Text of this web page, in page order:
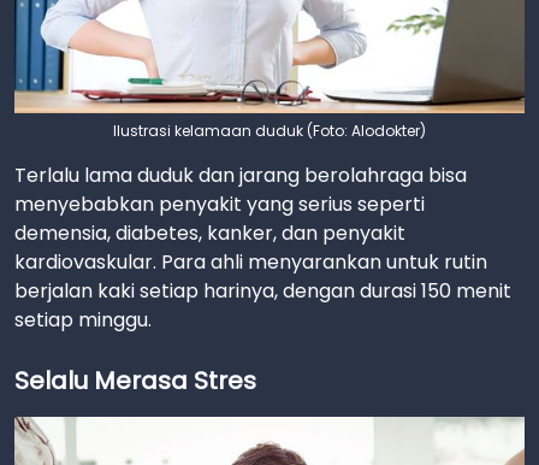
Ilustrasi kelamaan duduk (Foto: Alodokter)
Terlalu lama duduk dan jarang berolahraga bisa
menyebabkan penyakit yang serius seperti
demensia, diabetes, kanker, dan penyakit
kardiovaskular. Para ahli menyarankan untuk rutin
berjalan kaki setiap harinya, dengan durasi 150 menit
setiap minggu.
Selalu Merasa Stres